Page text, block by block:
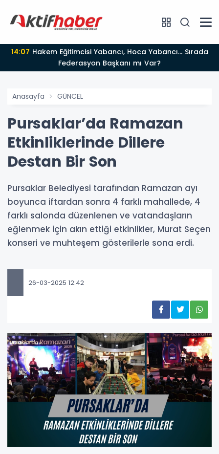
14:07
Federasyon Başkanı mı Var?
Anasayfa GÜNCEL
Pursaklar’da Ramazan
Etkinliklerinde Dillere
Destan Bir Son
Pursaklar Belediyesi tarafından Ramazan ayı
boyunca iftardan sonra 4 farklı mahallede, 4
farklı salonda düzenlenen ve vatandaşların
eğlenmek için akın ettiği etkinlikler, Murat Seçen
konseri ve muhteşem gösterilerle sona erdi.
26-03-2025 12:42